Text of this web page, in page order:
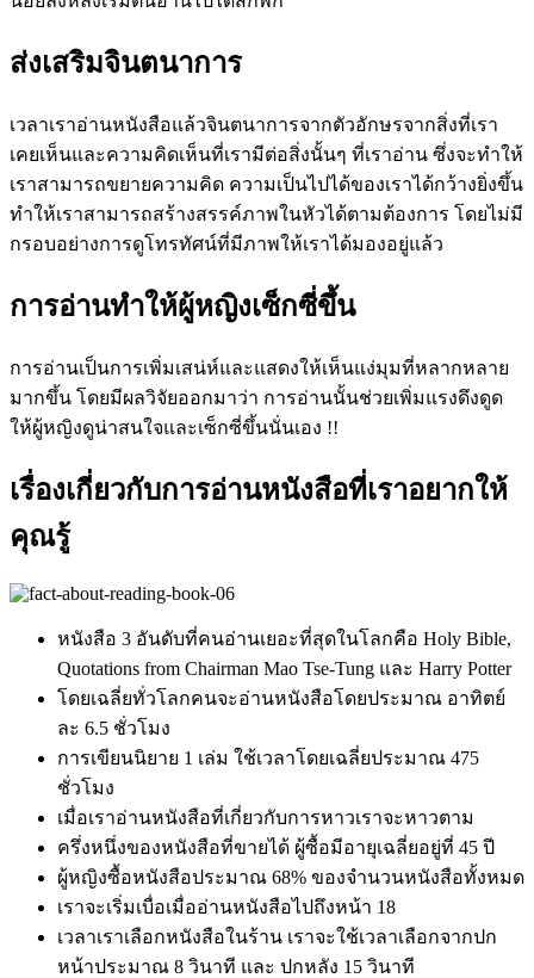
ส่งเสริมจินตนาการ
เวลาเราอ่านหนังสือแล้วจินตนาการจากตัวอักษรจากสิ่งที่เรา
เคยเห็นและความคิดเห็นที่เรามีต่อสิ่งนั้นๆ ที่เราอ่าน ซึ่งจะทำให้
เราสามารถขยายความคิด ความเป็นไปได้ของเราได้กว้างยิ่งขึ้น
ทำให้เราสามารถสร้างสรรค์ภาพในหัวได้ตามต้องการ โดยไม่มี
กรอบอย่างการดูโทรทัศน์ที่มีภาพให้เราได้มองอยู่แล้ว
การอ่านทำให้ผู้หญิงเซ็กซี่ขึ้น
การอ่านเป็นการเพิ่มเสน่ห์และแสดงให้เห็นแง่มุมที่หลากหลาย
มากขึ้น โดยมีผลวิจัยออกมาว่า การอ่านนั้นช่วยเพิ่มแรงดึงดูด
ให้ผู้หญิงดูน่าสนใจและเซ็กซี่ขึ้นนั่นเอง !!
เรื่องเกี่ยวกับการอ่านหนังสือที่เราอยากให้
คุณรู้
หนังสือ 3 อันดับที่คนอ่านเยอะที่สุดในโลกคือ Holy Bible,
Quotations from Chairman Mao Tse-Tung และ Harry Potter
โดยเฉลี่ยทั่วโลกคนจะอ่านหนังสือโดยประมาณ อาทิตย์
ละ 6.5 ชั่วโมง
การเขียนนิยาย 1 เล่ม ใช้เวลาโดยเฉลี่ยประมาณ 475
ชั่วโมง
เมื่อเราอ่านหนังสือที่เกี่ยวกับการหาวเราจะหาวตาม
ครึ่งหนึ่งของหนังสือที่ขายได้ ผู้ซื้อมีอายุเฉลี่ยอยู่ที่ 45 ปี
ผู้หญิงซื้อหนังสือประมาณ 68% ของจำนวนหนังสือทั้งหมด
เราจะเริ่มเบื่อเมื่ออ่านหนังสือไปถึงหน้า 18
เวลาเราเลือกหนังสือในร้าน เราจะใช้เวลาเลือกจากปก
หน้าประมาณ 8 วินาที และ ปกหลัง 15 วินาที